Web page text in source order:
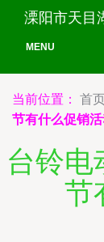
溧阳市天目
MENU
当前位置： 首
节有什么促销
台铃电
节